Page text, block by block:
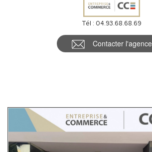
Tél : 04.93.68.68.69
Contacter l'agence